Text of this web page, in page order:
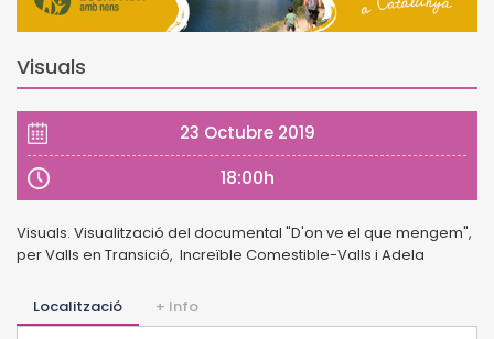
Visuals
23 Octubre 2019
18:00h
Visuals. Visualització del documental "D'on ve el que mengem",
per Valls en Transició, Increïble Comestible-Valls i Adela
Localització + Info